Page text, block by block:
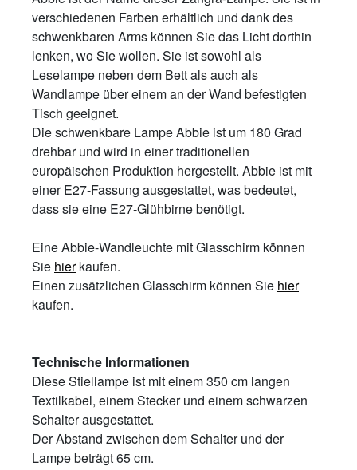
verschiedenen Farben erhältlich und dank des
schwenkbaren Arms können Sie das Licht dorthin
lenken, wo Sie wollen. Sie ist sowohl als
Leselampe neben dem Bett als auch als
Wandlampe über einem an der Wand befestigten
Tisch geeignet.
Die schwenkbare Lampe Abbie ist um 180 Grad
drehbar und wird in einer traditionellen
europäischen Produktion hergestellt. Abbie ist mit
einer E27-Fassung ausgestattet, was bedeutet,
dass sie eine E27-Glühbirne benötigt.
Eine Abbie-Wandleuchte mit Glasschirm können
Sie hierkaufen.
Einen zusätzlichen Glasschirm können Sie hier
kaufen.
Technische Informationen
Diese Stiellampe ist mit einem 350 cm langen
Textilkabel, einem Stecker und einem schwarzen
Schalter ausgestattet.
Der Abstand zwischen dem Schalter und der
Lampe beträgt 65 cm.